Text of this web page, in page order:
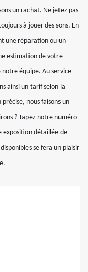
un rachat. Ne jetez pas
à jouer des sons. En
une réparation ou un
estimation de votre
équipe. Au service
ainsi un tarif selon la
nous faisons un
? Tapez notre numéro
exposition détaillée de
se fera un plaisir